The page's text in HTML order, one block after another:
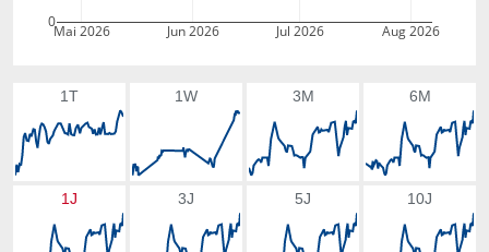
Mai 2026 Jun 2026 Jul 2026 Aug 2026
0
1T 1W 3M 6M
1J 3J 5J 10J